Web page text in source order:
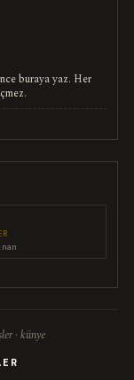
buraya yaz. Her
· künye